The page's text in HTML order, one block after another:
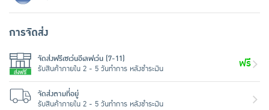
การจัดส่ง
จัดส่งฟรีเซเว่นอีเลฟเว่น (7-11)
รับสินค้าภายใน 2 - 5 วันทำการ หลังชำระเงิน
ฟรี
จัดส่งตามที่อยู่
รับสินค้าภายใน 2 - 5 วันทำการ หลังชำระเงิน